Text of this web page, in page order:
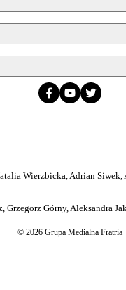
Wierzbicka, Adrian Siwek,
Górny, Aleksandra
© 2026 Grupa Medialna Fratria